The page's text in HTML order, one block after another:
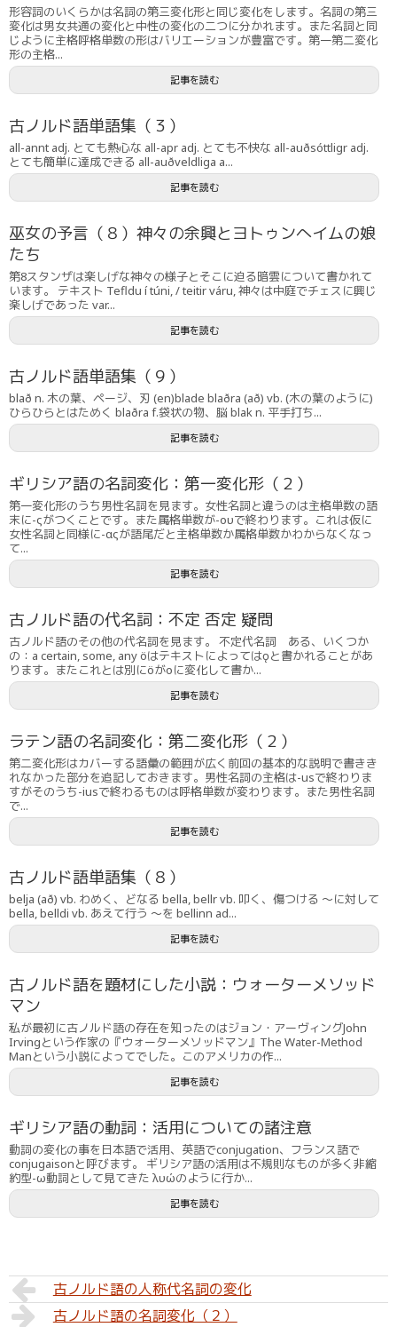
形容詞のいくらかは名詞の第三変化形と同じ変化をします。名詞の第三
変化は男女共通の変化と中性の変化の二つに分かれます。また名詞と同
じように主格呼格単数の形はバリエーションが豊富です。第一第二変化
形の主格...
記事を読む
古ノルド語単語集（３）
all-annt adj. とても熱心な all-apr adj. とても不快な all-auðsóttligr adj.
とても簡単に達成できる all-auðveldliga a...
記事を読む
巫女の予言（８）神々の余興とヨトゥンへイムの娘
たち
第8スタンザは楽しげな神々の様子とそこに迫る暗雲について書かれて
います。 テキスト Tefldu í túni, / teitir váru, 神々は中庭でチェスに興じ
楽しげであった var...
記事を読む
古ノルド語単語集（９）
blað n. 木の葉、ページ、刃 (en)blade blaðra (að) vb. (木の葉のように)
ひらひらとはためく blaðra f.袋状の物、脳 blak n. 平手打ち...
記事を読む
ギリシア語の名詞変化：第一変化形（２）
第一変化形のうち男性名詞を見ます。女性名詞と違うのは主格単数の語
末に-ςがつくことです。また属格単数が-ουで終わります。これは仮に
女性名詞と同様に-αςが語尾だと主格単数か属格単数かわからなくなっ
て...
記事を読む
古ノルド語の代名詞：不定 否定 疑問
古ノルド語のその他の代名詞を見ます。 不定代名詞 ある、いくつか
の：a certain, some, any öはテキストによってはǫと書かれることがあ
ります。またこれとは別にöがoに変化して書か...
記事を読む
ラテン語の名詞変化：第二変化形（２）
第二変化形はカバーする語彙の範囲が広く前回の基本的な説明で書きき
れなかった部分を追記しておきます。男性名詞の主格は-usで終わりま
すがそのうち-iusで終わるものは呼格単数が変わります。また男性名詞
で...
記事を読む
古ノルド語単語集（８）
belja (að) vb. わめく、どなる bella, bellr vb. 叩く、傷つける 〜に対して
bella, belldi vb. あえて行う 〜を bellinn ad...
記事を読む
古ノルド語を題材にした小説：ウォーターメソッド
マン
私が最初に古ノルド語の存在を知ったのはジョン・アーヴィングJohn
Irvingという作家の『ウォーターメソッドマン』The Water-Method
Manという小説によってでした。このアメリカの作...
記事を読む
ギリシア語の動詞：活用についての諸注意
動詞の変化の事を日本語で活用、英語でconjugation、フランス語で
conjugaisonと呼びます。 ギリシア語の活用は不規則なものが多く非縮
約型-ω動詞として見てきた λυώのように行か...
記事を読む
古ノルド語の人称代名詞の変化
古ノルド語の名詞変化（２）